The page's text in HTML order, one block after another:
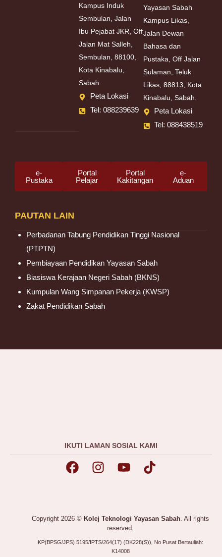
PAUTAN LAIN
Perbadanan Tabung Pendidikan Tinggi Nasional
(PTPTN)
Pembiayaan Pendidikan Yayasan Sabah
Biasiswa Kerajaan Negeri Sabah (BKNS)
Kumpulan Wang Simpanan Pekerja (KWSP)
Zakat Pendidikan Sabah
Kampus Induk
Sembulan, Jalan
Ibu Pejabat JKR, Off
Jalan Mat Salleh,
Sembulan, 88100,
Kota Kinabalu,
Sabah.
Peta Lokasi
Tel: 088239639
Yayasan Sabah
Kampus Likas,
Jalan Dewan
Bahasa dan
Pustaka, Off Jalan
Sulaman, Teluk
Likas, 88813, Kota
Kinabalu, Sabah.
Peta Lokasi
Tel: 088438519
e-
Pustaka
Portal
Pelajar
Portal
Kakitangan
e-
Aduan
Copyright 2026 © Kolej Teknologi Yayasan Sabah. All rights
reserved.
KP(BPSG/JPS) 5195/IPTS/264(17) (DK228(S)), No Pusat Bertauliah:
K14008
IKUTI LAMAN SOSIAL KAMI